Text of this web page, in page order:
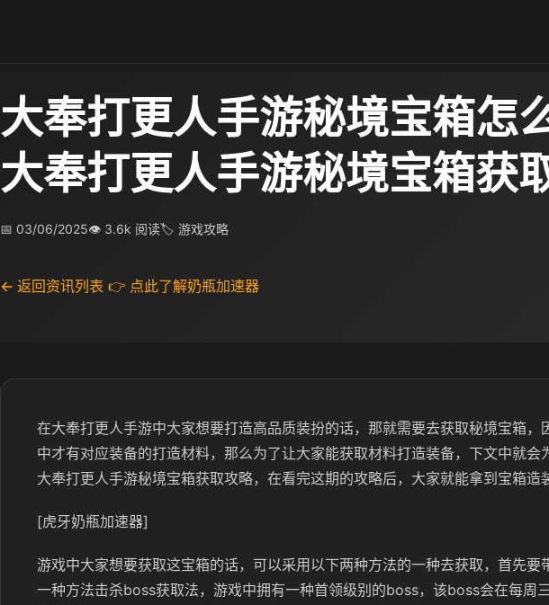
大奉打更人手游秘境宝箱怎
大奉打更人手游秘境宝箱获
📅 03/06/2025👁 3.6k 阅读🏷 游戏攻略
← 返回资讯列表 👉 点此了解奶瓶加速器
在大奉打更人手游中大家想要打造高品质装扮的话，那就需要去获取秘境宝箱，
中才有对应装备的打造材料，那么为了让大家能获取材料打造装备，下文中就会
大奉打更人手游秘境宝箱获取攻略，在看完这期的攻略后，大家就能拿到宝箱造
[虎牙奶瓶加速器]
游戏中大家想要获取这宝箱的话，可以采用以下两种方法的一种去获取，首先要
一种方法击杀boss获取法，游戏中拥有一种首领级别的boss，该boss会在每周